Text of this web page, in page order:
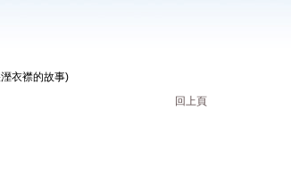
衣襟的故事)
回上頁